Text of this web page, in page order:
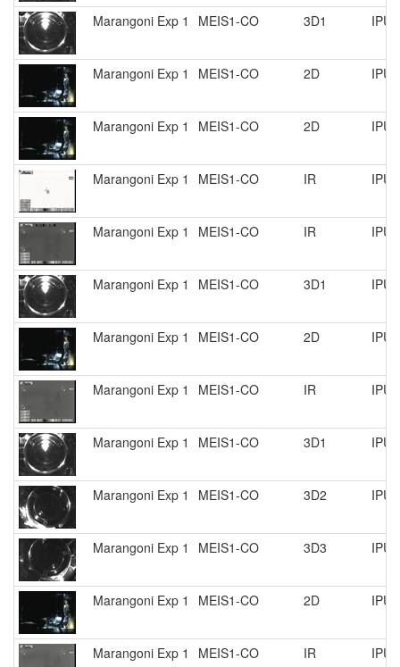
Marangoni Exp 1 MEIS1-CO 3D1 IPU
Marangoni Exp 1 MEIS1-CO 2D IPU
Marangoni Exp 1 MEIS1-CO 2D IPU
Marangoni Exp 1 MEIS1-CO IR IPU
Marangoni Exp 1 MEIS1-CO IR IPU
Marangoni Exp 1 MEIS1-CO 3D1 IPU
Marangoni Exp 1 MEIS1-CO 2D IPU
Marangoni Exp 1 MEIS1-CO IR IPU
Marangoni Exp 1 MEIS1-CO 3D1 IPU
Marangoni Exp 1 MEIS1-CO 3D2 IPU
Marangoni Exp 1 MEIS1-CO 3D3 IPU
Marangoni Exp 1 MEIS1-CO 2D IPU
Marangoni Exp 1 MEIS1-CO IR IPU